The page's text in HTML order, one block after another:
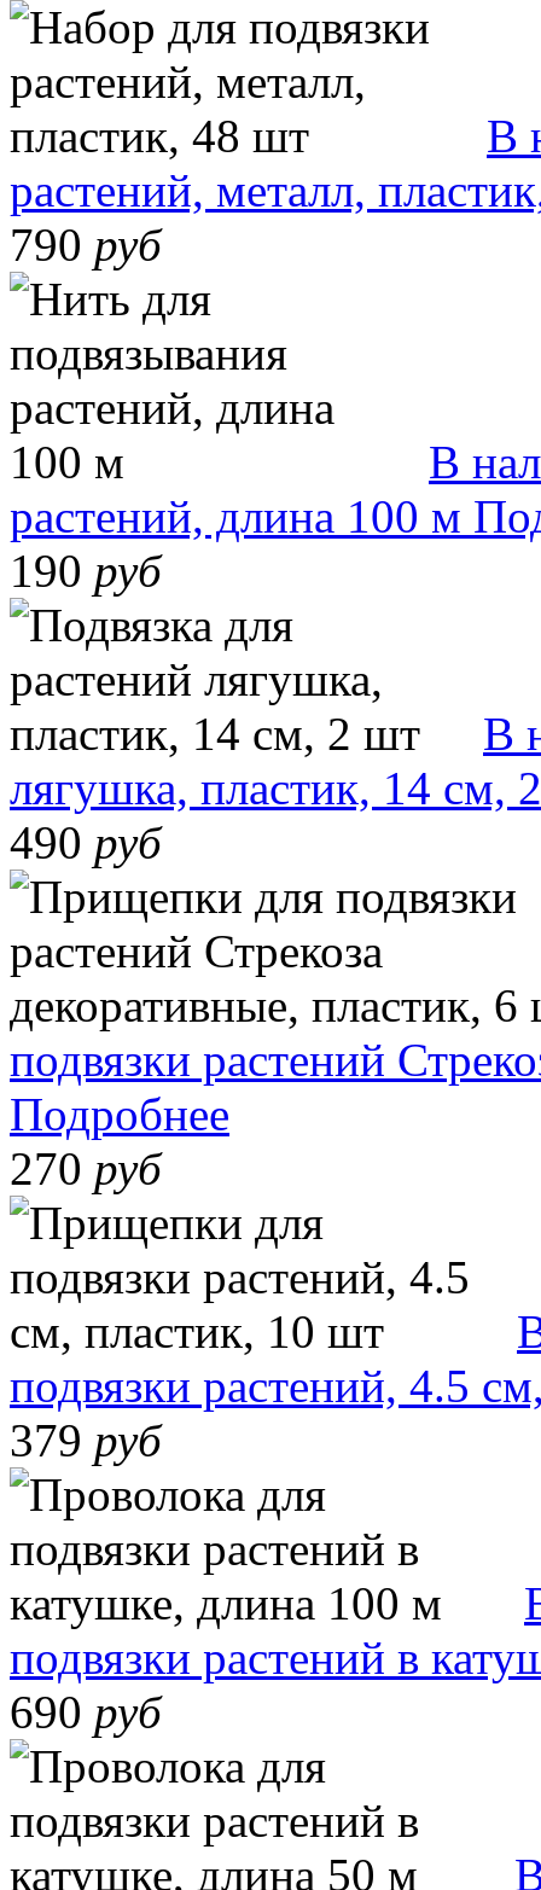
В
растений, металл,
790 руб
В
растений, длина 100 м
190 руб
В
лягушка, пластик, 14 см,
490 руб
подвязки растений
Подробнее
270 руб
подвязки растений, 4.5
379 руб
подвязки растений в
690 руб